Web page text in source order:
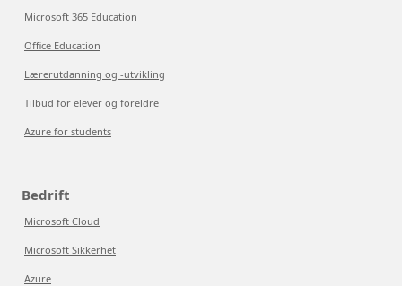
Microsoft 365 Education
Office Education
Lærerutdanning og -utvikling
Tilbud for elever og foreldre
Azure for students
Bedrift
Microsoft Cloud
Microsoft Sikkerhet
Azure